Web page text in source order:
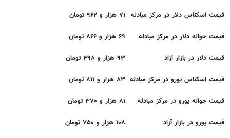
قیمت اسکناس دلار در مرکز مبادله ۷۱ هزار و ۹۶۲ تومان
قیمت حواله دلار در مرکز مبادله ۶۹ هزار و ۸۶۶ تومان
قیمت دلار در بازار آزاد ۹۳ هزار و ۴۹۸ تومان
قیمت اسکناس یورو در مرکز مبادله ۸۳ هزار و ۸۱۱ تومان
قیمت حواله یورو در مرکز مبادله ۸۱ هزار و ۳۷۰ تومان
قیمت یورو در بازار آزاد ۱۰۸ هزار و ۷۵۰ تومان